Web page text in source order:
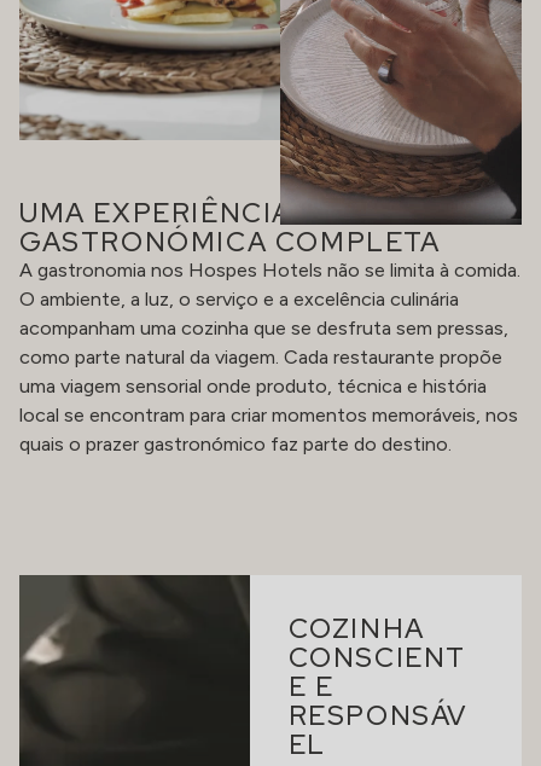
UMA EXPERIÊNCIA
GASTRONÓMICA COMPLETA
A gastronomia nos Hospes Hotels não se limita à comida.
O ambiente, a luz, o serviço e a excelência culinária
acompanham uma cozinha que se desfruta sem pressas,
como parte natural da viagem. Cada restaurante propõe
uma viagem sensorial onde produto, técnica e história
local se encontram para criar momentos memoráveis, nos
quais o prazer gastronómico faz parte do destino.
COZINHA
CONSCIENT
E E
RESPONSÁV
EL